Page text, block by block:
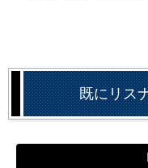
既にリス